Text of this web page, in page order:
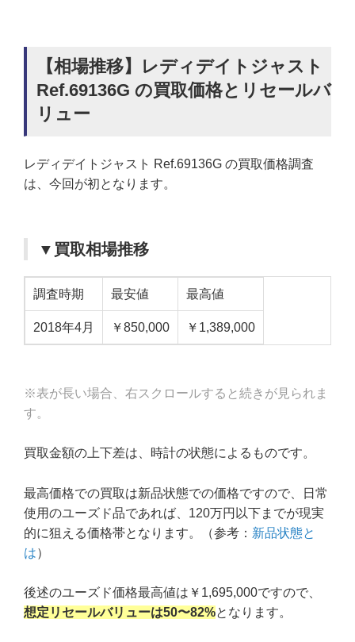
【相場推移】レディデイトジャスト
Ref.69136G の買取価格とリセールバ
リュー
レディデイトジャスト Ref.69136G の買取価格調査
は、今回が初となります。
▼買取相場推移
調査時期 最安値 最高値
2018年4月 ￥850,000 ￥1,389,000
※表が長い場合、右スクロールすると続きが見られま
す。
買取金額の上下差は、時計の状態によるものです。
最高価格での買取は新品状態での価格ですので、日常
使用のユーズド品であれば、120万円以下までが現実
的に狙える価格帯となります。（参考： 新品状態と
は）
後述のユーズド価格最高値は￥1,695,000ですので、
想定リセールバリューは50〜82%となります。